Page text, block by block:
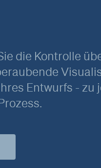
die Kontrolle
Entwurfs - zu